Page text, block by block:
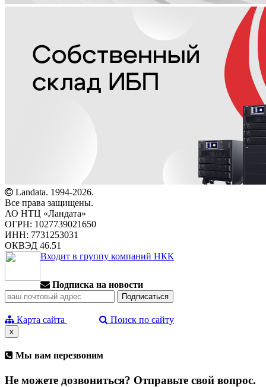
Landata. 1994-2026.
Все права защищены.
АО НТЦ «Ландата»
ОГРН: 1027739021650
ИНН: 7731253031
ОКВЭД 46.51
Входит в группу компаний НКК
Подписка на новости
Карта сайта Поиск по сайту
x
Мы вам перезвоним
Не можете дозвониться? Отправьте свой вопрос.